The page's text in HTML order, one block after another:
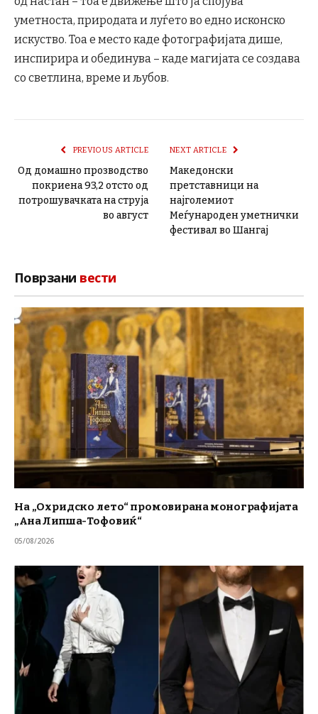
уметноста, природата и луѓето во едно исконско
искуство. Тоа е место каде фотографијата дише,
инспирира и обединува – каде магијата се создава
со светлина, време и љубов.
PREVIOUS ARTICLE
Од домашно прозводство
покриена 93,2 отсто од
потрошувачката на струја
во август
NEXT ARTICLE
Македонски
претставници на
најголемиот
Меѓународен уметнички
фестивал во Шангај
Поврзани вести
На „Охридско лето“ промовирана монографијата
„Ана Липша-Тофовиќ“
05/08/2026